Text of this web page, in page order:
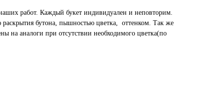
работ. Каждый букет индивидуален и неповторим.
раскрытия бутона, пышностью цветка, оттенком. Так же
на аналоги при отсутствии необходимого цветка(по